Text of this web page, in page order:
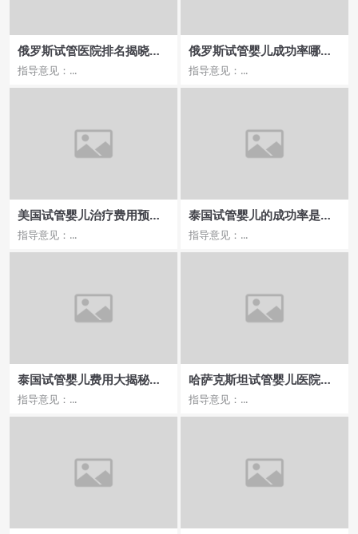
俄罗斯试管医院排名揭晓，
费用及成功率对比
指导意见：...
俄罗斯试管婴儿成功率哪家
医院高费用多少
指导意见：...
美国试管婴儿治疗费用预算
与所需证件
指导意见：...
泰国试管婴儿的成功率是多
少，费用与效果的关系？
指导意见：...
泰国试管婴儿费用大揭秘，
价格如何才能控制
指导意见：...
哈萨克斯坦试管婴儿医院收
费合理吗
指导意见：...